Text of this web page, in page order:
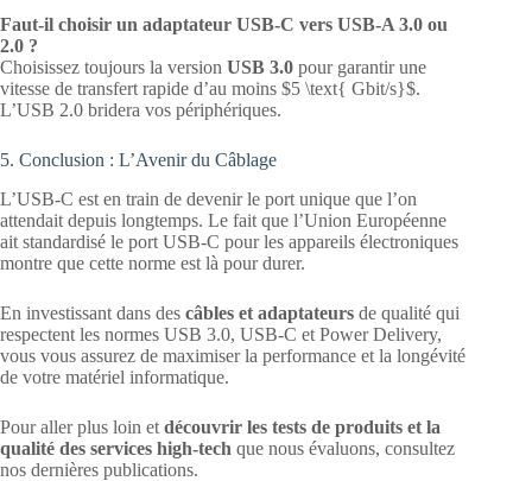
Faut-il choisir un adaptateur USB-C vers USB-A 3.0 ou
2.0 ?
Choisissez toujours la version USB 3.0 pour garantir une
vitesse de transfert rapide d’au moins $5 \text{ Gbit/s}$.
L’USB 2.0 bridera vos périphériques.
5. Conclusion : L’Avenir du Câblage
L’USB-C est en train de devenir le port unique que l’on
attendait depuis longtemps. Le fait que l’Union Européenne
ait standardisé le port USB-C pour les appareils électroniques
montre que cette norme est là pour durer.
En investissant dans des câbles et adaptateurs de qualité qui
respectent les normes USB 3.0, USB-C et Power Delivery,
vous vous assurez de maximiser la performance et la longévité
de votre matériel informatique.
Pour aller plus loin et découvrir les tests de produits et la
qualité des services high-tech que nous évaluons, consultez
nos dernières publications.